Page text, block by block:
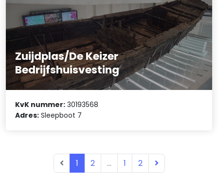
Zuijdplas/De Keizer
Bedrijfshuisvesting
KvK nummer: 30193568
Adres: Sleepboot 7
1 2 ... 1 2